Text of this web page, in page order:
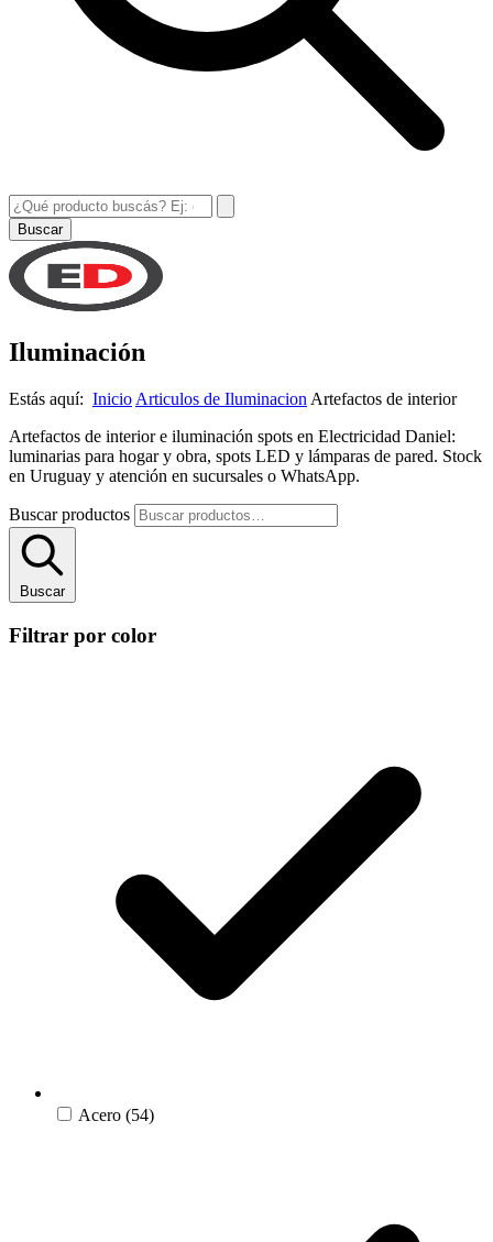
Buscar
Iluminación
Estás aquí: Inicio Articulos de Iluminacion Artefactos de interior
Artefactos de interior e iluminación spots en Electricidad Daniel:
luminarias para hogar y obra, spots LED y lámparas de pared. Stock
en Uruguay y atención en sucursales o WhatsApp.
Buscar productos
Buscar
Filtrar por color
Acero (54)